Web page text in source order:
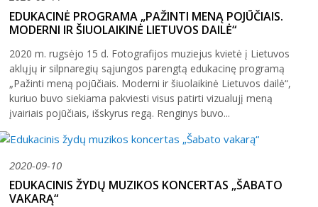
Radijo ir televizijos muziejaus ekspozicija
Mano ir mūsų istorija
Šiaulių m. sav. kultūros krepšelis
Kultūros pasas
Integruotos muziejinės pamokos
PR AN TR KE PE
1
3
4 5 6 7 8
10
11 12 13
24
25 26 27 28 29
EDUKACINĖ PROGRAMA „PAŽINTI MENĄ POJŪČIAIS.
MODERNI IR ŠIUOLAIKINĖ LIETUVOS DAILĖ“
2020 m. rugsėjo 15 d. Fotografijos muziejus kvietė į Lietuvos
aklųjų ir silpnaregių sąjungos parengtą edukacinę programą
„Pažinti meną pojūčiais. Moderni ir šiuolaikinė Lietuvos dailė“,
kuriuo buvo siekiama pakviesti visus patirti vizualujį meną
įvairiais pojūčiais, išskyrus regą. Renginys buvo...
2020-09-10
EDUKACINIS ŽYDŲ MUZIKOS KONCERTAS „ŠABATO
VAKARĄ“